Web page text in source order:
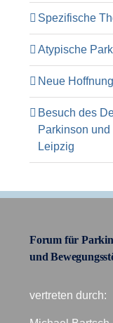
Spezifische
Atypische
Neue
Besuch des
Parkinson
Leipzig
Forum für
und
vertreten durch: